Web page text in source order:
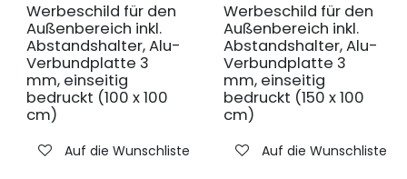
Werbeschild für den
Außenbereich inkl.
Abstandshalter, Alu-
Verbundplatte 3
mm, einseitig
bedruckt (100 x 100
cm)
Auf die Wunschliste
Werbeschild für den
Außenbereich inkl.
Abstandshalter, Alu-
Verbundplatte 3
mm, einseitig
bedruckt (150 x 100
cm)
Auf die Wunschliste